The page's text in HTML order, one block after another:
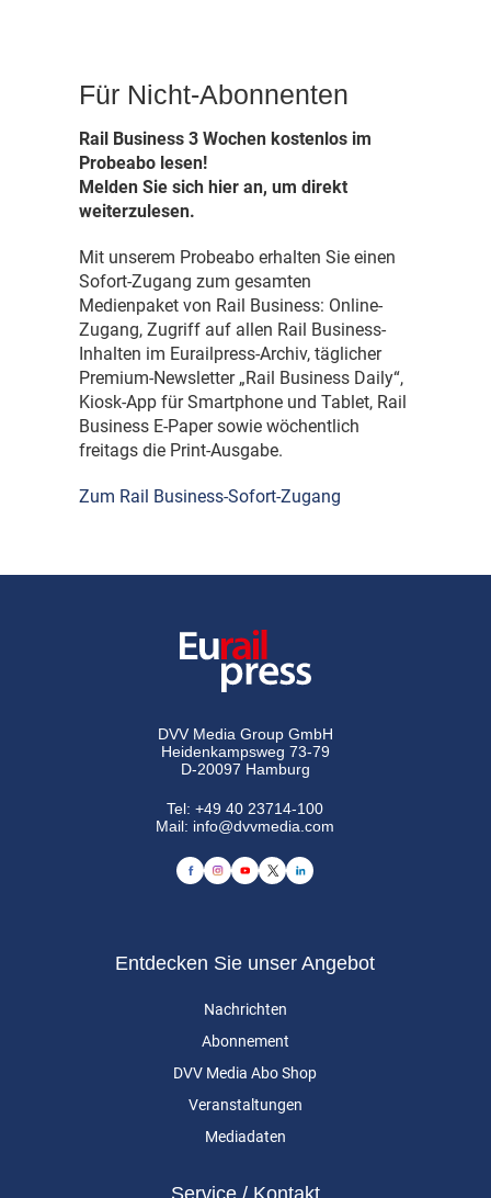
Für Nicht-Abonnenten
Rail Business 3 Wochen kostenlos im
Probeabo lesen!
Melden Sie sich hier an, um direkt
weiterzulesen.
Mit unserem Probeabo erhalten Sie einen
Sofort-Zugang zum gesamten
Medienpaket von Rail Business: Online-
Zugang, Zugriff auf allen Rail Business-
Inhalten im Eurailpress-Archiv, täglicher
Premium-Newsletter „Rail Business Daily“,
Kiosk-App für Smartphone und Tablet, Rail
Business E-Paper sowie wöchentlich
freitags die Print-Ausgabe.
Zum Rail Business-Sofort-Zugang
DVV Media Group GmbH
Heidenkampsweg 73-79
D-20097 Hamburg
Tel:+49 40 23714-100
Mail: info@dvvmedia.com
Entdecken Sie unser Angebot
Nachrichten
Abonnement
DVV Media Abo Shop
Veranstaltungen
Mediadaten